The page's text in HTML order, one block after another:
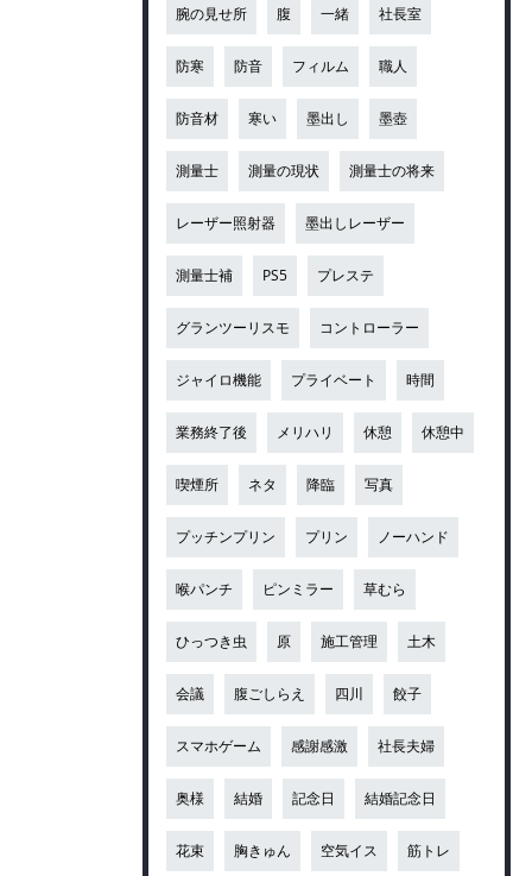
腕の見せ所 腹 一緒 社長室
防寒 防音 フィルム 職人
防音材 寒い 墨出し 墨壺
測量士 測量の現状 測量士の将来
レーザー照射器 墨出しレーザー
測量士補 PS5 プレステ
グランツーリスモ コントローラー
ジャイロ機能 プライベート 時間
業務終了後 メリハリ 休憩 休憩中
喫煙所 ネタ 降臨 写真
プッチンプリン プリン ノーハンド
喉パンチ ピンミラー 草むら
ひっつき虫 原 施工管理 土木
会議 腹ごしらえ 四川 餃子
スマホゲーム 感謝感激 社長夫婦
奥様 結婚 記念日 結婚記念日
花束 胸きゅん 空気イス 筋トレ